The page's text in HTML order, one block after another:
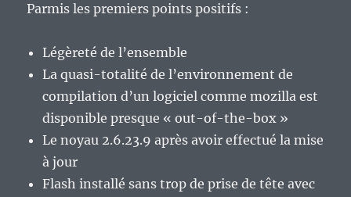
Parmis les premiers points positifs :
Légèreté de l’ensemble
La quasi-totalité de l’environnement de
compilation d’un logiciel comme mozilla est
disponible presque « out-of-the-box »
Le noyau 2.6.23.9 après avoir effectué la mise
à jour
Flash installé sans trop de prise de tête avec